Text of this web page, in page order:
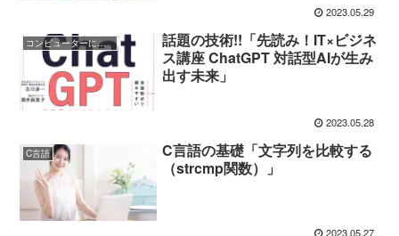
2023.05.29
コンピューターに親しむ
話題の技術!!「先読み！IT×ビジネ
ス講座 ChatGPT 対話型AIが生み
出す未来」
2023.05.28
C言語
C言語の基礎「文字列を比較する
（strcmp関数）」
2023.05.27